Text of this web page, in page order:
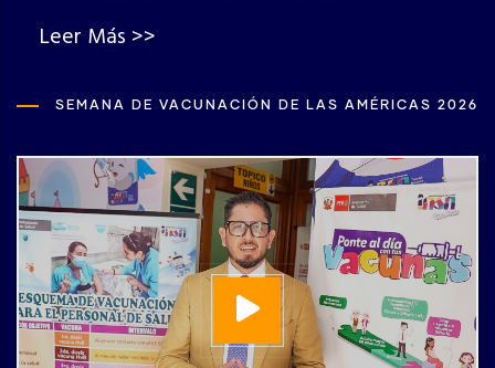
Leer Más >>
SEMANA DE VACUNACIÓN DE LAS AMÉRICAS 2026